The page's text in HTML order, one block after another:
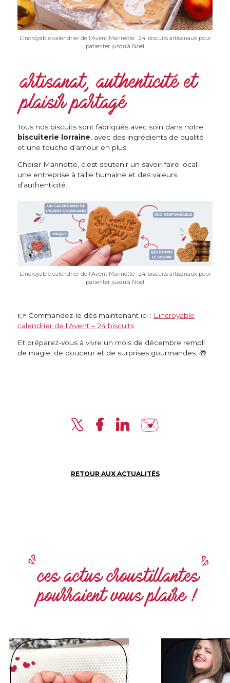
L’incroyable calendrier de l’Avent Marinette : 24 biscuits artisanaux pour
patienter jusqu’à Noël
artisanat, authenticité et
plaisir partagé
Tous nos biscuits sont fabriqués avec soin dans notre
biscuiterie lorraine , avec des ingrédients de qualité
et une touche d’amour en plus.
Choisir Marinette, c’est soutenir un savoir-faire local,
une entreprise à taille humaine et des valeurs
d’authenticité.
L’incroyable calendrier de l’Avent Marinette : 24 biscuits artisanaux pour
patienter jusqu’à Noël
👉 Commandez-le dès maintenant ici : L’incroyable
calendrier de l’Avent – 24 biscuits
Et préparez-vous à vivre un mois de décembre rempli
de magie, de douceur et de surprises gourmandes. 🎁
RETOUR AUX ACTUALITÉS
ces actus croustillantes
pourraient vous plaire !